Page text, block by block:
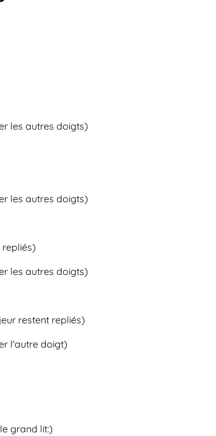
les autres doigts)
les autres doigts)
repliés)
les autres doigts)
restent repliés)
l'autre doigt)
grand lit:)